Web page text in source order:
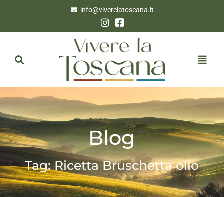
info@viverelatoscana.it
Blog
Tag: Ricetta Bruschetta olio